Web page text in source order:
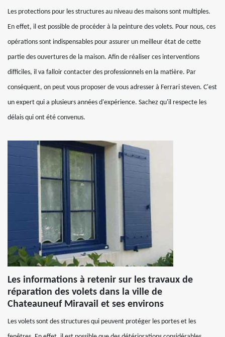
Les protections pour les structures au niveau des maisons sont multiples.
En effet, il est possible de procéder à la peinture des volets. Pour nous, ces
opérations sont indispensables pour assurer un meilleur état de cette
partie des ouvertures de la maison. Afin de réaliser ces interventions
difficiles, il va falloir contacter des professionnels en la matière. Par
conséquent, on peut vous proposer de vous adresser à Ferrari steven. C'est
un expert qui a plusieurs années d'expérience. Sachez qu'il respecte les
délais qui ont été convenus.
Les informations à retenir sur les travaux de
réparation des volets dans la ville de
Chateauneuf Miravail et ses environs
Les volets sont des structures qui peuvent protéger les portes et les